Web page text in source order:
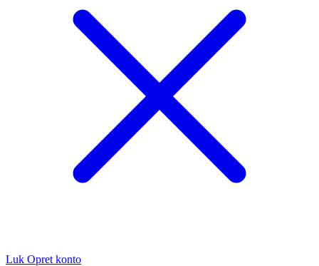
Luk Opret konto